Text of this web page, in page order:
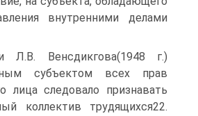
внутренними делами
Л.В. Венсдикгова(1948 г.)
субъектом всех прав
лица следовало признавать
коллектив трудящихся22.